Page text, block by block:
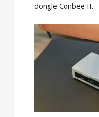
dongle Conbee II.